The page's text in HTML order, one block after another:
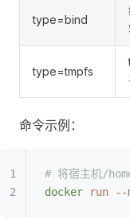
type=bind
type=tmpfs
命令示例：
# 将宿主机/
docker run --